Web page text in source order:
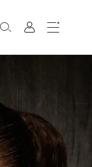
Rechercher
Mon
compte
Menu